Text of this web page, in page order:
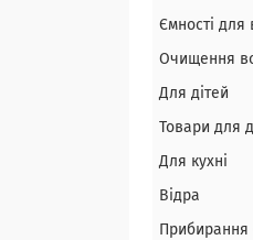
Ємності для
Очищення
Для дітей
Товари для
Для кухні
Відра
Прибирання